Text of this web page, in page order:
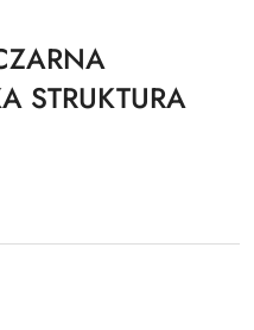
STRUKTURA